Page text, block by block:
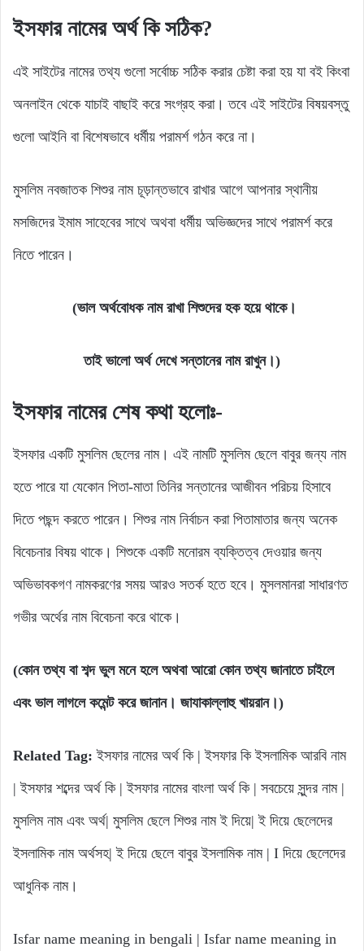
ইসফার নামের অর্থ কিসঠিক?
এই সাইটের নামের তথ্য গুলো সর্বোচ্চ সঠিক করার চেষ্টা করা হয় যা বই কিংবা
অনলাইন থেকে যাচাই বাছাই করে সংগ্রহ করা। তবে এই সাইটের বিষয়বস্তু
গুলো আইনি বা বিশেষভাবে ধর্মীয় পরামর্শ গঠন করে না।
মুসলিম নবজাতক শিশুর নাম চূড়ান্তভাবে রাখার আগে আপনার স্থানীয়
মসজিদের ইমাম সাহেবের সাথে অথবা ধর্মীয় অভিজ্ঞদের সাথে পরামর্শ করে
নিতে পারেন।
(ভাল অর্থবোধক নাম রাখা শিশুদের হক হয়ে থাকে।
তাই ভালো অর্থ দেখে সন্তানের নাম রাখুন।)
ইসফার নামের শেষ কথা হলোঃ-
ইসফার একটি মুসলিম ছেলের নাম। এই নামটি মুসলিম ছেলে বাবুর জন্য নাম
হতে পারে যা যেকোন পিতা-মাতা তিনির সন্তানের আজীবন পরিচয় হিসাবে
দিতে পছন্দ করতে পারেন। শিশুর নাম নির্বাচন করা পিতামাতার জন্য অনেক
বিবেচনার বিষয় থাকে। শিশুকে একটি মনোরম ব্যক্তিত্ব দেওয়ার জন্য
অভিভাবকগণ নামকরণের সময় আরও সতর্ক হতে হবে। মুসলমানরা সাধারণত
গভীর অর্থের নাম বিবেচনা করে থাকে।
(কোন তথ্য বা শব্দ ভুল মনে হলে অথবা আরো কোন তথ্য জানাতে চাইলে
এবং ভাল লাগলে কমেন্ট করে জানান। জাযাকাল্লাহু খায়রান।)
Related Tag: ইসফার নামের অর্থ কি | ইসফার কি ইসলামিক আরবি নাম
| ইসফার শব্দের অর্থ কি | ইসফার নামের বাংলা অর্থ কি | সবচেয়ে সুন্দর নাম |
মুসলিম নাম এবং অর্থ| মুসলিম ছেলে শিশুর নাম ই দিয়ে| ই দিয়ে ছেলেদের
ইসলামিক নাম অর্থসহ| ই দিয়ে ছেলে বাবুর ইসলামিক নাম | I দিয়ে ছেলেদের
আধুনিক নাম।
Isfar name meaning in bengali | Isfar name meaning in